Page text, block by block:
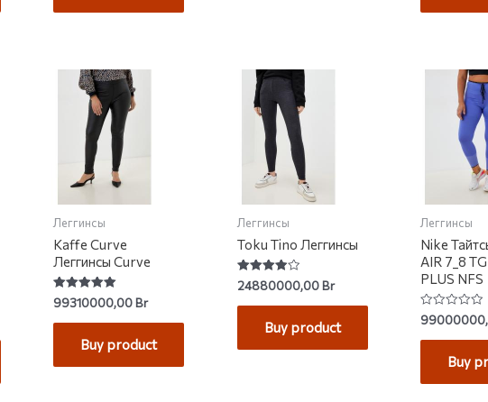
Леггинсы
Kaffe Curve
Леггинсы Curve
Rated
5.00
out of 5
99310000,00Br
Buy product
Леггинсы
Toku Tino Леггинсы
Rated
4.00
out of 5
24880000,00Br
Buy product
Леггинсы
Nike
AIR 7_8
PLUS NFS
Rated
0
out
Buy